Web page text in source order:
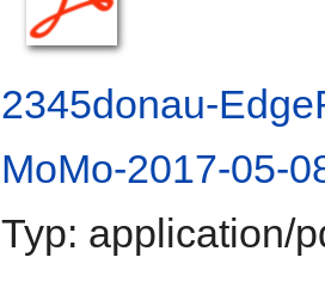
2345donau-
MoMo-2017-05-
Typ: application/